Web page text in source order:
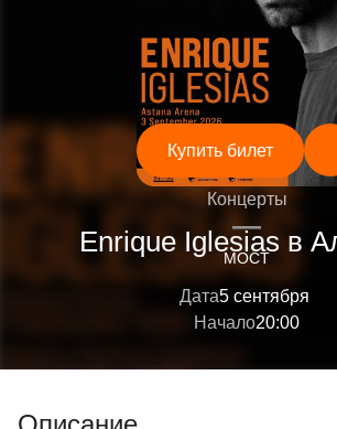
Концерты
Enrique Iglesias в
Дата5 сентября
Начало20:00
Купить билет
—
МОСТ